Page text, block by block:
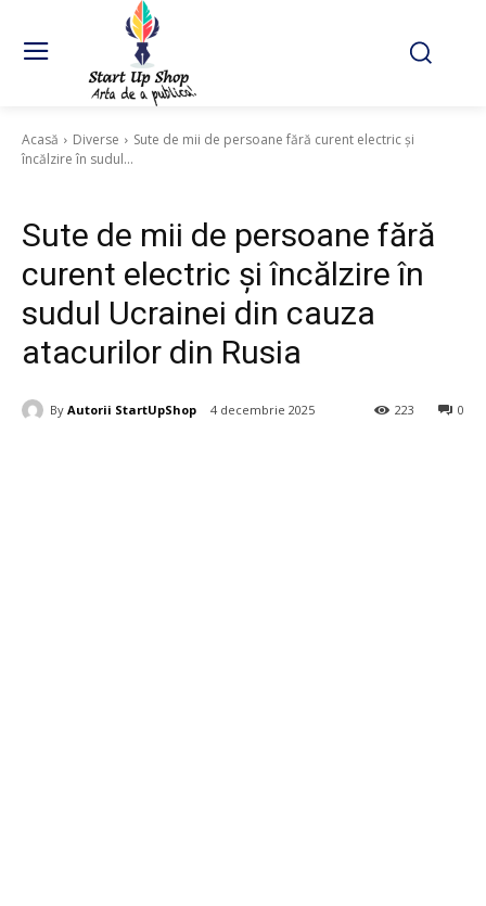
Acasă Diverse
Sute de mii de persoane fără curent electric și
încălzire în sudul...
Sute de mii de persoane fără
curent electric și încălzire în
sudul Ucrainei din cauza
atacurilor din Rusia
By Autorii StartUpShop 4 decembrie 2025 0
223